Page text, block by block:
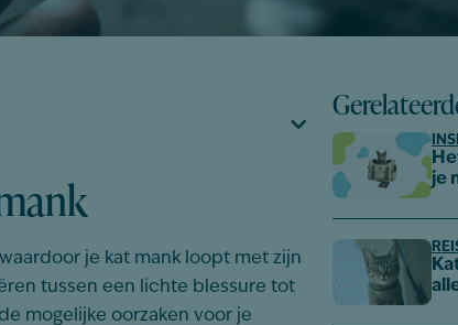
je kat mank loopt met zijn
tussen een lichte blessure tot
mogelijke oorzaken voor je
je